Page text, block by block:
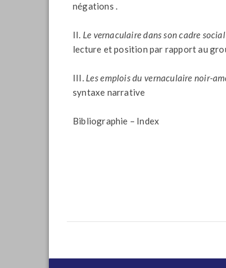
négations .
II. Le vernaculaire dans son cadre social
lecture et position par rapport au
III. Les emplois du vernaculaire noir-
syntaxe narrative
Bibliographie – Index